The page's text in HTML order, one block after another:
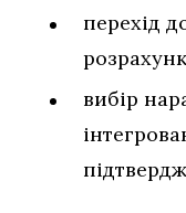
перехід
вибір